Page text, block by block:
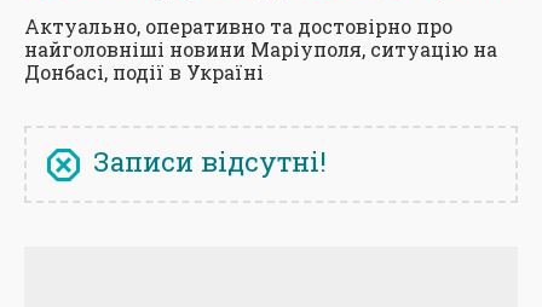
Актуально, оперативно та достовірно про
найголовніші новини Маріуполя, ситуацію на
Донбасі, події в Україні
Записи відсутні!